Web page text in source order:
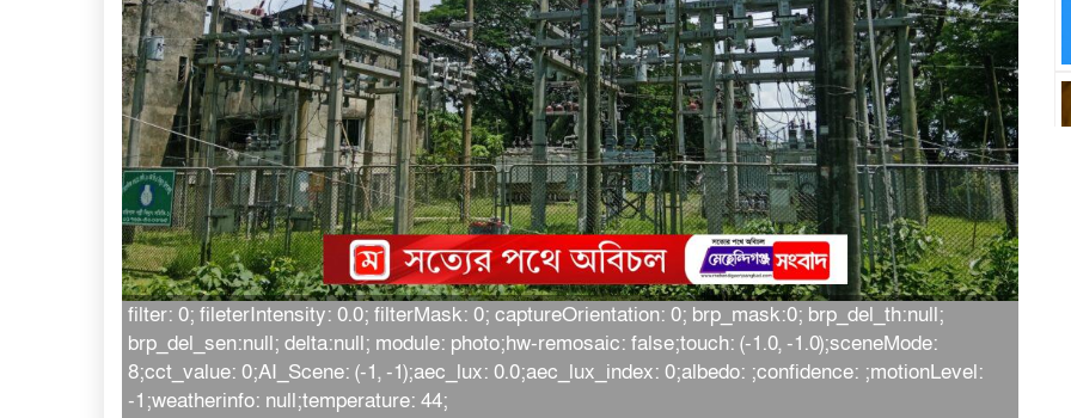
filter: 0; fileterIntensity: 0.0; filterMask: 0; captureOrientation: 0; brp_mask:0; brp_del_th:null;
brp_del_sen:null; delta:null; module: photo;hw-remosaic: false;touch: (-1.0, -1.0);sceneMode:
8;cct_value: 0;AI_Scene: (-1, -1);aec_lux: 0.0;aec_lux_index: 0;albedo: ;confidence: ;motionLevel:
-1;weatherinfo: null;temperature: 44;